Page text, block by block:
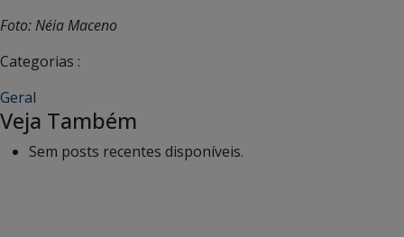
Foto: Néia Maceno
Categorias :
Geral
Veja Também
Sem posts recentes disponíveis.